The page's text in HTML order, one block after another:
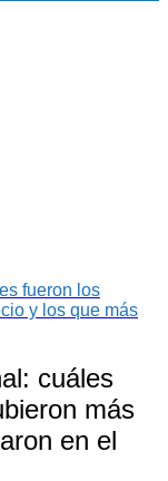
fueron los
y los que más
cuáles
más
en el